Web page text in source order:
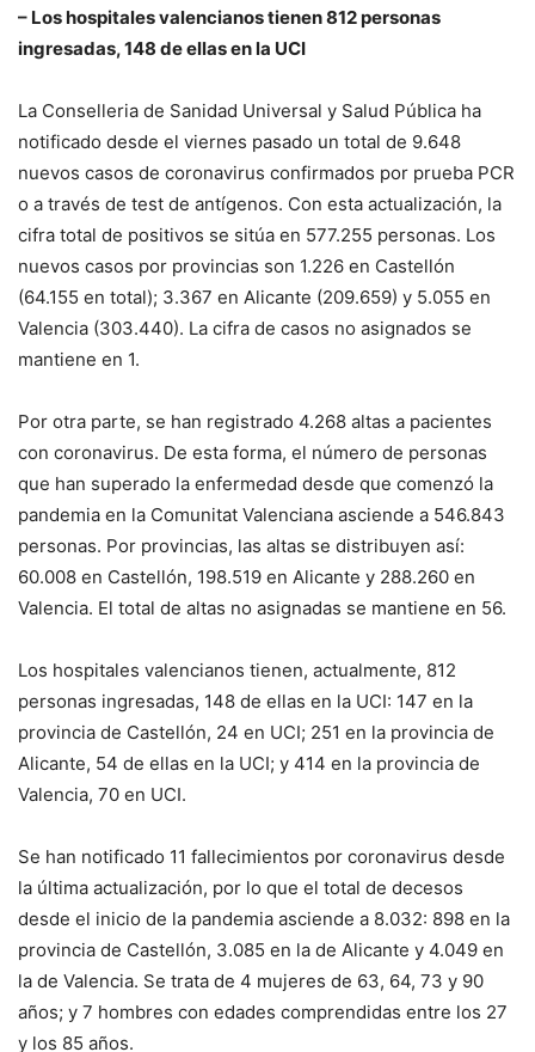
– Los hospitales valencianos tienen 812 personas
ingresadas, 148 de ellas en la UCI
La Conselleria de Sanidad Universal y Salud Pública ha
notificado desde el viernes pasado un total de 9.648
nuevos casos de coronavirus confirmados por prueba PCR
o a través de test de antígenos. Con esta actualización, la
cifra total de positivos se sitúa en 577.255 personas. Los
nuevos casos por provincias son 1.226 en Castellón
(64.155 en total); 3.367 en Alicante (209.659) y 5.055 en
Valencia (303.440). La cifra de casos no asignados se
mantiene en 1.
Por otra parte, se han registrado 4.268 altas a pacientes
con coronavirus. De esta forma, el número de personas
que han superado la enfermedad desde que comenzó la
pandemia en la Comunitat Valenciana asciende a 546.843
personas. Por provincias, las altas se distribuyen así:
60.008 en Castellón, 198.519 en Alicante y 288.260 en
Valencia. El total de altas no asignadas se mantiene en 56.
Los hospitales valencianos tienen, actualmente, 812
personas ingresadas, 148 de ellas en la UCI: 147 en la
provincia de Castellón, 24 en UCI; 251 en la provincia de
Alicante, 54 de ellas en la UCI; y 414 en la provincia de
Valencia, 70 en UCI.
Se han notificado 11 fallecimientos por coronavirus desde
la última actualización, por lo que el total de decesos
desde el inicio de la pandemia asciende a 8.032: 898 en la
provincia de Castellón, 3.085 en la de Alicante y 4.049 en
la de Valencia. Se trata de 4 mujeres de 63, 64, 73 y 90
años; y 7 hombres con edades comprendidas entre los 27
y los 85 años.